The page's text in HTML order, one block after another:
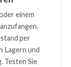
einem
per
Lagern und
Testen Sie